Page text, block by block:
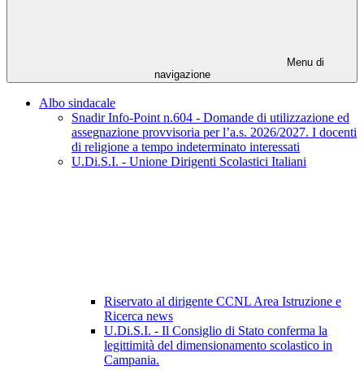
Menu di
navigazione
Albo sindacale
Snadir Info-Point n.604 - Domande di utilizzazione ed
assegnazione provvisoria per l’a.s. 2026/2027. I docenti
di religione a tempo indeterminato interessati
U.Di.S.I. - Unione Dirigenti Scolastici Italiani
Riservato al dirigente CCNL Area Istruzione e
Ricerca news
U.Di.S.I. - Il Consiglio di Stato conferma la
legittimità del dimensionamento scolastico in
Campania.